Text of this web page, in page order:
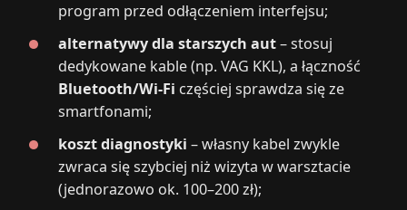
program przed odłączeniem interfejsu;
alternatywy dla starszych aut– stosuj
dedykowane kable (np. VAG KKL), a łączność
Bluetooth/Wi‑Fi częściej sprawdza się ze
smartfonami;
koszt diagnostyki – własny kabel zwykle
zwraca się szybciej niż wizyta w warsztacie
(jednorazowo ok. 100–200 zł);